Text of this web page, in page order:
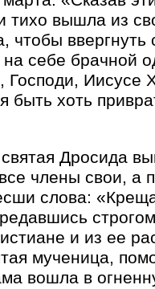
тихо вышла из
чтобы
на себе брачной
Господи, Иисусе
быть хоть
Дросида
члены свои, а
слова:
и из ее
мученица,
вошла в